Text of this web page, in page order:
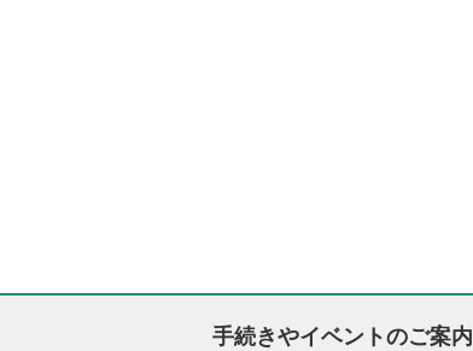
手続きやイベントのご案内